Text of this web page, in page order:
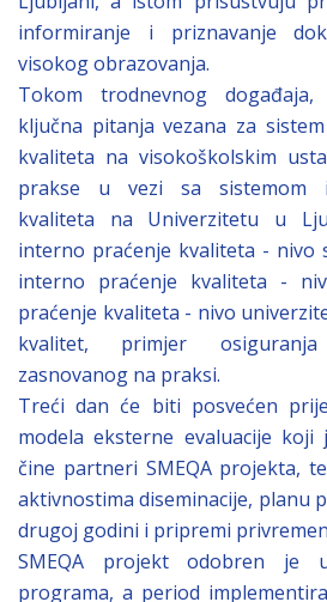
informiranje i priznavanje
visokog obrazovanja.
Tokom trodnevnog
ključna pitanja vezana za
kvaliteta na visokoškolskim
prakse u vezi sa sistemom
kvaliteta na Univerzitetu u
interno praćenje kvaliteta - nivo
interno praćenje kvaliteta -
praćenje kvaliteta - nivo
kvalitet, primjer
zasnovanog na praksi.
Treći dan će biti posvećen
modela eksterne evaluacije
čine partneri SMEQA projekta,
aktivnostima diseminacije, planu
drugoj godini i pripremi
SMEQA projekt odobren je
programa, a period